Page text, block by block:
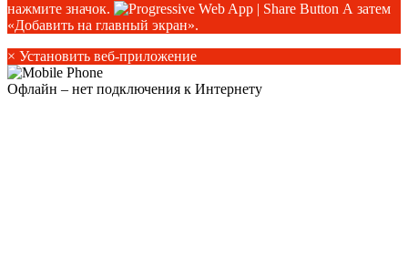
нажмите значок.
А затем
«Добавить на главный экран».
× Установить веб-приложение
Офлайн – нет подключения к Интернету